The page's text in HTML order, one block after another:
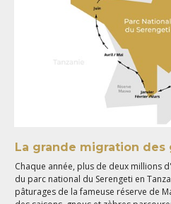
La grande migration des
Chaque année, plus de deux millions
du parc national du Serengeti en
pâturages de la fameuse réserve de